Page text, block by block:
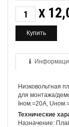
X
Низковольтная
для монтажа/
Iном.=20A,
Технические
Назначение: